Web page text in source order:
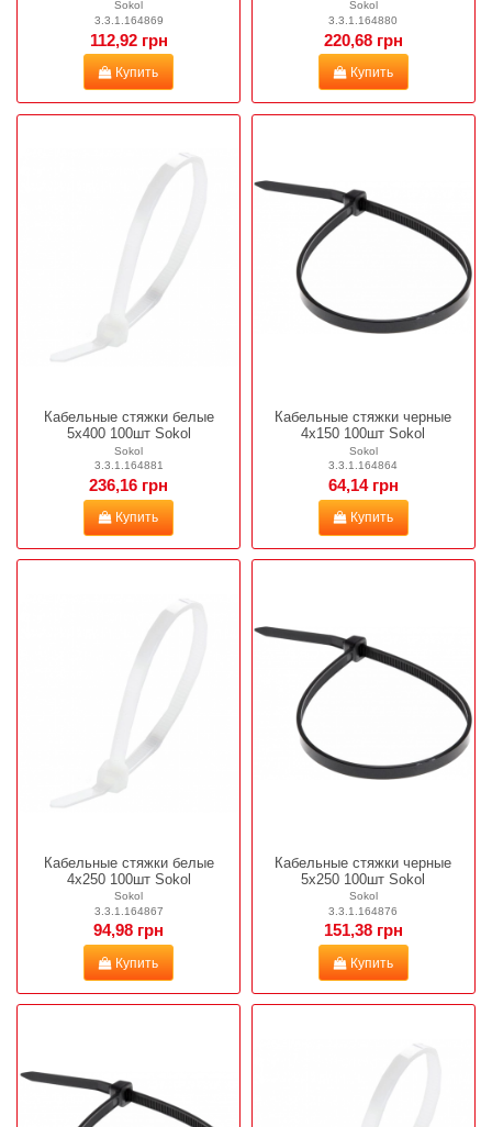
Sokol
3.3.1.164869
112,92 грн
Купить
Sokol
3.3.1.164880
220,68 грн
Купить
Кабельные стяжки белые
5х400 100шт Sokol
Sokol
3.3.1.164881
236,16 грн
Купить
Кабельные стяжки черные
4х150 100шт Sokol
Sokol
3.3.1.164864
64,14 грн
Купить
Кабельные стяжки белые
4х250 100шт Sokol
Sokol
3.3.1.164867
94,98 грн
Купить
Кабельные стяжки черные
5х250 100шт Sokol
Sokol
3.3.1.164876
151,38 грн
Купить